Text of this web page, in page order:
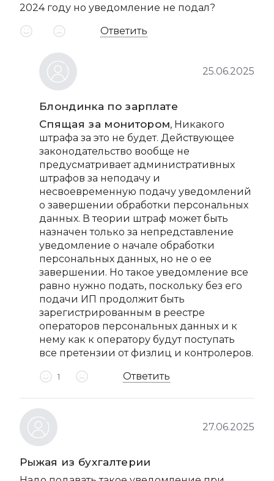
2024 году но уведомление не подал?
Ответить
Блондинка по зарплате
25.06.2025
Спящая за монитором, Никакого
штрафа за это не будет. Действующее
законодательство вообще не
предусматривает административных
штрафов за неподачу и
несвоевременную подачу уведомлений
о завершении обработки персональных
данных. В теории штраф может быть
назначен только за непредставление
уведомление о начале обработки
персональных данных, но не о ее
завершении. Но такое уведомление все
равно нужно подать, поскольку без его
подачи ИП продолжит быть
зарегистрированным в реестре
операторов персональных данных и к
нему как к оператору будут поступать
все претензии от физлиц и контролеров.
1 Ответить
Рыжая из бухгалтерии
27.06.2025